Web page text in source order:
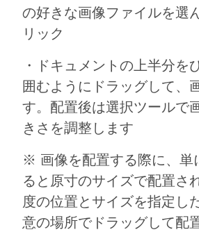
の好きな画像ファイルを選
リック
・ドキュメントの上半分を
囲むようにドラッグして、
す。配置後は選択ツールで
きさを調整します
※ 画像を配置する際に、単
ると原寸のサイズで配置さ
度の位置とサイズを指定し
意の場所でドラッグして配